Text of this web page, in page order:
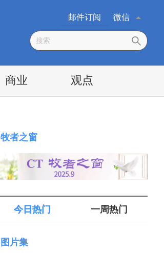
微信
邮件订阅
商业 观点
牧者之窗
今日热门 一周热门
图片集